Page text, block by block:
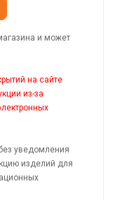
и может
на сайте
из-за
уведомления
изделий для